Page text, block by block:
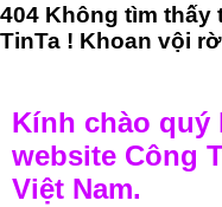
404 Không tìm thấy
TinTa ! Khoan vội
Kính chào quý
website Công
Việt Nam.